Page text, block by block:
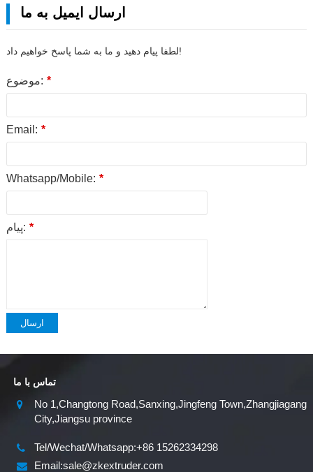
ارسال ایمیل به ما
لطفا پیام دهید و ما به شما پاسخ خواهیم داد!
موضوع: *
Email: *
Whatsapp/Mobile: *
پیام: *
ارسال
تماس با ما
No 1,Changtong Road,Sanxing,Jingfeng Town,Zhangjiagang
City,Jiangsu province
Tel/Wechat/Whatsapp:+86 15262334298
Email:sale@zkextruder.com